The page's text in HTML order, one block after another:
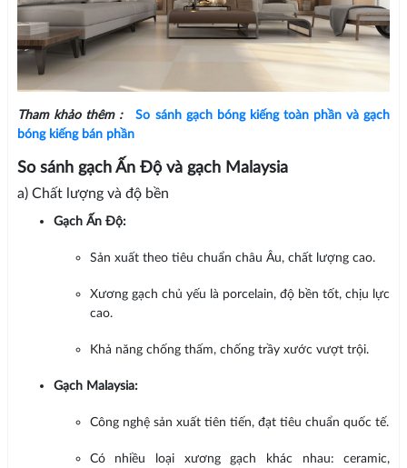
Tham khảo thêm :So sánh gạch bóng kiếng toàn phần và gạch
bóng kiếng bán phần
So sánh gạch Ấn Độ và gạch Malaysia
a) Chất lượng và độ bền
Gạch Ấn Độ:
Sản xuất theo tiêu chuẩn châu Âu, chất lượng cao.
Xương gạch chủ yếu là porcelain, độ bền tốt, chịu lực
cao.
Khả năng chống thấm, chống trầy xước vượt trội.
Gạch Malaysia:
Công nghệ sản xuất tiên tiến, đạt tiêu chuẩn quốc tế.
Có nhiều loại xương gạch khác nhau: ceramic,